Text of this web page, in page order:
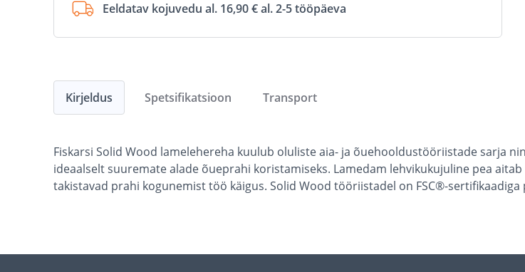
Eeldatav kojuvedu al. 16,90 € al. 2-5 tööpäeva
Kirjeldus
Fiskarsi Solid Wood lamelehereha kuulub oluliste aia- ja õuehooldustööriistade sarja
ideaalselt suuremate alade õueprahi koristamiseks. Lamedam lehvikukujuline pea
takistavad prahi kogunemist töö käigus. Solid Wood tööriistadel on FSC®-sertifikaadiga
Spetsifikatsioon Transport